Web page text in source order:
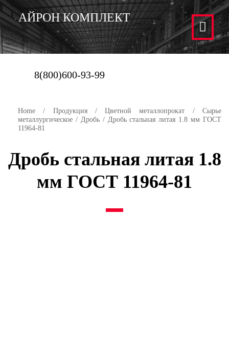
АЙРОН КОМПЛЕКТ
8(800)600-93-99
Home / Продукция/Цветной металлопрокат /Сырье
металлургическое / Дробь/ Дробь стальная литая 1.8 мм ГОСТ
11964-81
Дробь стальная литая 1.8
мм ГОСТ 11964-81